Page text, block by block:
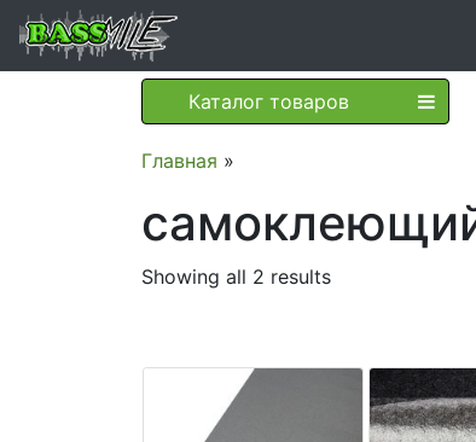
Каталог товаров
Главная »
Showing all 2 results